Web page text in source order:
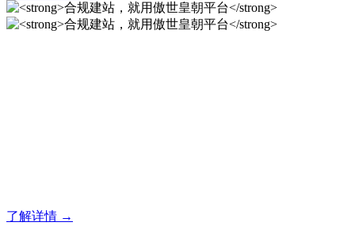
了解详情 →